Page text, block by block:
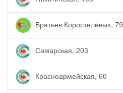
Братьев Коростелёвых, 79
Самарская, 203
Красноармейская, 60